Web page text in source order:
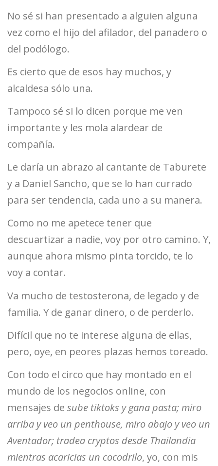
No sé si han presentado a alguien alguna
vez como el hijo del afilador, del panadero o
del podólogo.
Es cierto que de esos hay muchos, y
alcaldesa sólo una.
Tampoco sé si lo dicen porque me ven
importante y les mola alardear de
compañía.
Le daría un abrazo al cantante de Taburete
y a Daniel Sancho, que se lo han currado
para ser tendencia, cada uno a su manera.
Como no me apetece tener que
descuartizar a nadie, voy por otro camino. Y,
aunque ahora mismo pinta torcido, te lo
voy a contar.
Va mucho de testosterona, de legado y de
familia. Y de ganar dinero, o de perderlo.
Difícil que no te interese alguna de ellas,
pero, oye, en peores plazas hemos toreado.
Con todo el circo que hay montado en el
mundo de los negocios online, con
mensajes de sube tiktoks y gana pasta; miro
arriba y veo un penthouse, miro abajo y veo un
Aventador; tradea cryptos desde Thailandia
mientras acaricias un cocodrilo, yo, con mis